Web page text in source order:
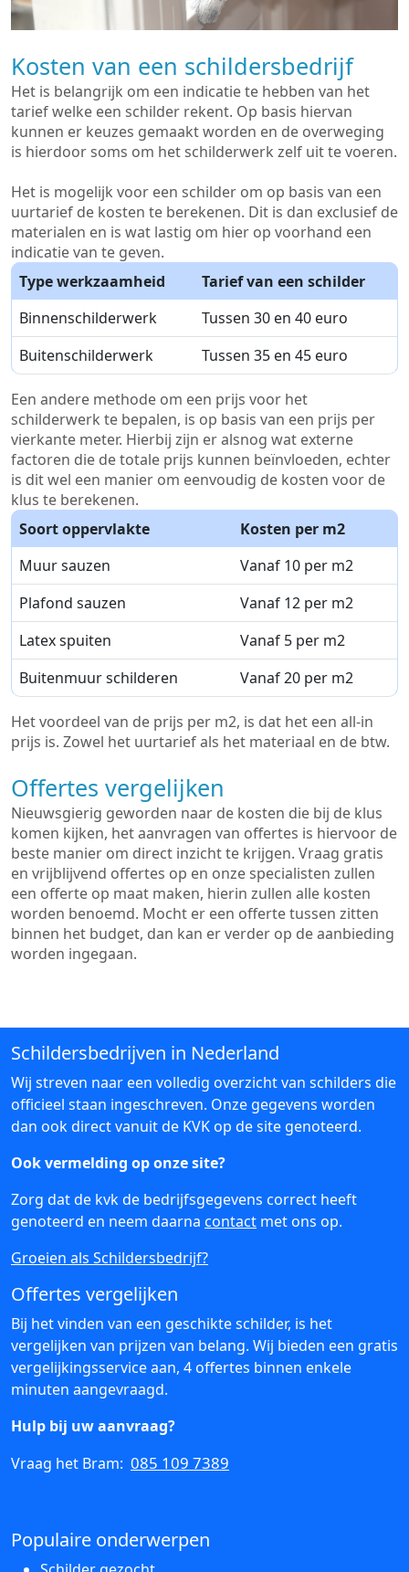
Kosten van een schildersbedrijf
Het is belangrijk om een indicatie te hebben van het
tarief welke een schilder rekent. Op basis hiervan
kunnen er keuzes gemaakt worden en de overweging
is hierdoor soms om het schilderwerk zelf uit te voeren.
Het is mogelijk voor een schilder om op basis van een
uurtarief de kosten te berekenen. Dit is dan exclusief de
materialen en is wat lastig om hier op voorhand een
indicatie van te geven.
Type werkzaamheid
Tarief van een schilder
Binnenschilderwerk
Tussen 30 en 40 euro
Buitenschilderwerk
Tussen 35 en 45 euro
Een andere methode om een prijs voor het
schilderwerk te bepalen, is op basis van een prijs per
vierkante meter. Hierbij zijn er alsnog wat externe
factoren die de totale prijs kunnen beïnvloeden, echter
is dit wel een manier om eenvoudig de kosten voor de
klus te berekenen.
Soort oppervlakte
Kosten per m2
Muur sauzen
Vanaf 10 per m2
Plafond sauzen
Vanaf 12 per m2
Latex spuiten
Vanaf 5 per m2
Buitenmuur schilderen
Vanaf 20 per m2
Het voordeel van de prijs per m2, is dat het een all-in
prijs is. Zowel het uurtarief als het materiaal en de btw.
Offertes vergelijken
Nieuwsgierig geworden naar de kosten die bij de klus
komen kijken, het aanvragen van offertes is hiervoor de
beste manier om direct inzicht te krijgen. Vraag gratis
en vrijblijvend offertes op en onze specialisten zullen
een offerte op maat maken, hierin zullen alle kosten
worden benoemd. Mocht er een offerte tussen zitten
binnen het budget, dan kan er verder op de aanbieding
worden ingegaan.
Schildersbedrijven in Nederland
Wij streven naar een volledig overzicht van schilders die
officieel staan ingeschreven. Onze gegevens worden
dan ook direct vanuit de KVK op de site genoteerd.
Ook vermelding op onze site?
Zorg dat de kvk de bedrijfsgegevens correct heeft
genoteerd en neem daarna contact met ons op.
Groeien als Schildersbedrijf?
Offertes vergelijken
Bij het vinden van een geschikte schilder, is het
vergelijken van prijzen van belang. Wij bieden een gratis
vergelijkingsservice aan, 4 offertes binnen enkele
minuten aangevraagd.
Hulp bij uw aanvraag?
Vraag het Bram: 085 109 7389
Populaire onderwerpen